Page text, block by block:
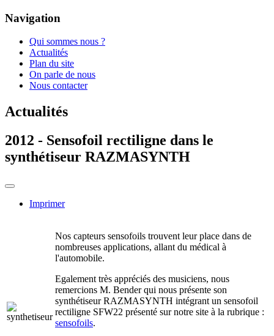
Navigation
Qui sommes nous ?
Actualités
Plan du site
On parle de nous
Nous contacter
Actualités
2012 - Sensofoil rectiligne dans le
synthétiseur RAZMASYNTH
Imprimer
Nos capteurs sensofoils trouvent leur place dans de
nombreuses applications, allant du médical à
l'automobile.
Egalement très appréciés des musiciens, nous
remercions M. Bender qui nous présente son
synthétiseur RAZMASYNTH intégrant un sensofoil
rectiligne SFW22 présenté sur notre site à la rubrique :
sensofoils.